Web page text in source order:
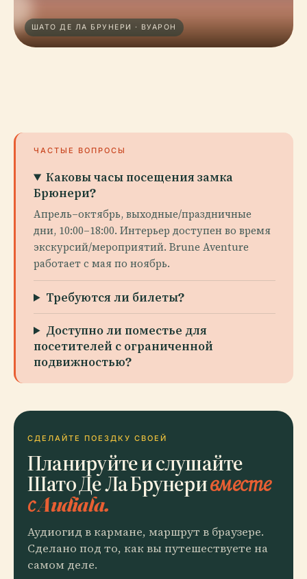
ШАТО ДЕ ЛА БРУНЕРИ · ВУАРОН
ЧАСТЫЕ ВОПРОСЫ
Каковы часы посещения замка
Брюнери?
Апрель–октябрь, выходные/праздничные
дни, 10:00–18:00. Интерьер доступен во время
экскурсий/мероприятий. Brune Aventure
работает с мая по ноябрь.
Требуются ли билеты?
Доступно ли поместье для
посетителей с ограниченной
подвижностью?
СДЕЛАЙТЕ ПОЕЗДКУ СВОЕЙ
Планируйте и слушайте
Шато Де Ла Брунеривместе
с Audiala.
Аудиогид в кармане, маршрут в браузере.
Сделано под то, как вы путешествуете на
самом деле.